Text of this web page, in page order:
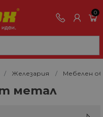
0
Железария Мебелен
метал